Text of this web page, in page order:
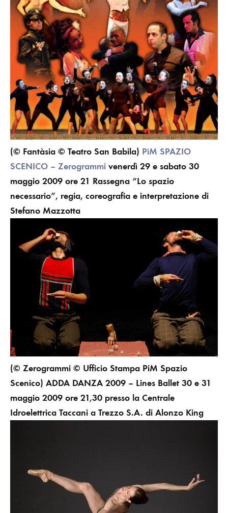
(© Fantàsia © Teatro San Babila) PiM SPAZIO
SCENICO – Zerogrammi venerdì 29 e sabato 30
maggio 2009 ore 21 Rassegna “Lo spazio
necessario”, regia, coreografia e interpretazione di
Stefano Mazzotta
(© Zerogrammi © Ufficio Stampa PiM Spazio
Scenico) ADDA DANZA 2009 – Lines Ballet 30 e 31
maggio 2009 ore 21,30 presso la Centrale
Idroelettrica Taccani a Trezzo S.A. di Alonzo King